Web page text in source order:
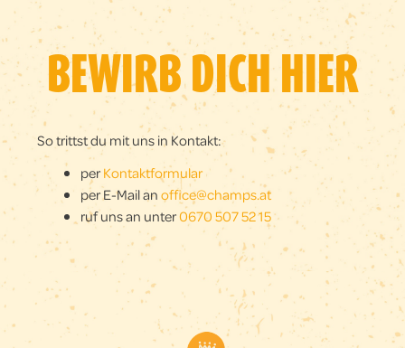
BEWIRB DICH HIER
So trittst du mit uns in Kontakt:
perKontaktformular
per E-Mail anoffice@champs.at
ruf uns an unter0670 507 52 15